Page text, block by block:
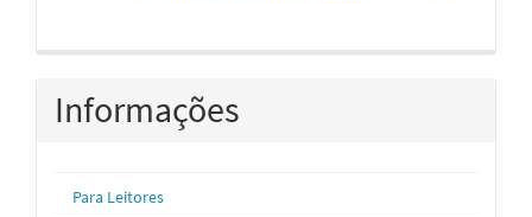
Informações
Para Leitores